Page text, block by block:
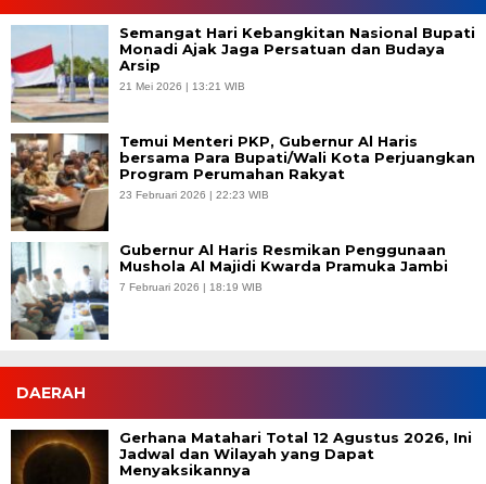
Semangat Hari Kebangkitan Nasional Bupati
Monadi Ajak Jaga Persatuan dan Budaya
Arsip
21 Mei 2026 | 13:21 WIB
Temui Menteri PKP, Gubernur Al Haris
bersama Para Bupati/Wali Kota Perjuangkan
Program Perumahan Rakyat
23 Februari 2026 | 22:23 WIB
Gubernur Al Haris Resmikan Penggunaan
Mushola Al Majidi Kwarda Pramuka Jambi
7 Februari 2026 | 18:19 WIB
DAERAH
Gerhana Matahari Total 12 Agustus 2026, Ini
Jadwal dan Wilayah yang Dapat
Menyaksikannya